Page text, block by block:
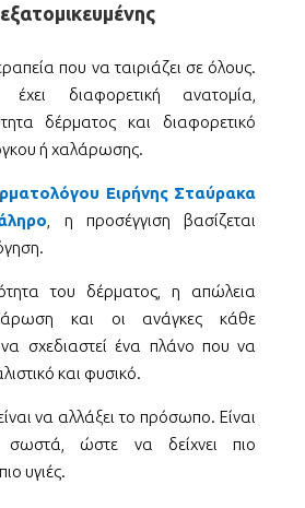
που να ταιριάζει σε όλους.
διαφορετική ανατομία,
δέρματος και διαφορετικό
ή χαλάρωσης.
Ειρήνης Σταύρακα
, η προσέγγιση βασίζεται
του δέρματος, η απώλεια
και οι ανάγκες κάθε
σχεδιαστεί ένα πλάνο που να
και φυσικό.
να αλλάξει το πρόσωπο. Είναι
σωστά, ώστε να δείχνει πιο
υγιές.